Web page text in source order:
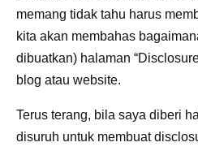
memang tidak tahu harus
kita akan membahas
dibuatkan) halaman
blog atau website.
Terus terang, bila saya diberi
disuruh untuk membuat